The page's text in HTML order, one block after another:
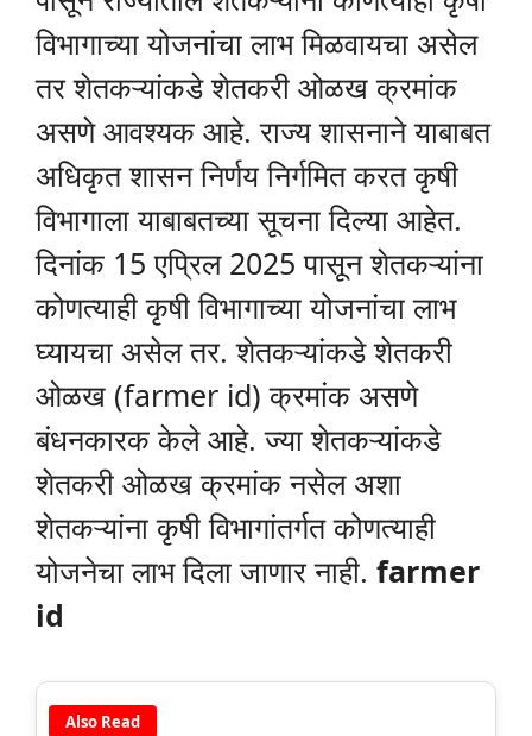
विभागाच्या योजनांचा लाभ मिळवायचा असेल
तर शेतकऱ्यांकडे शेतकरी ओळख क्रमांक
असणे आवश्यक आहे. राज्य शासनाने याबाबत
अधिकृत शासन निर्णय निर्गमित करत कृषी
विभागाला याबाबतच्या सूचना दिल्या आहेत.
दिनांक 15 एप्रिल 2025 पासून शेतकऱ्यांना
कोणत्याही कृषी विभागाच्या योजनांचा लाभ
घ्यायचा असेल तर. शेतकऱ्यांकडे शेतकरी
ओळख (farmer id) क्रमांक असणे
बंधनकारक केले आहे. ज्या शेतकऱ्यांकडे
शेतकरी ओळख क्रमांक नसेल अशा
शेतकऱ्यांना कृषी विभागांतर्गत कोणत्याही
योजनेचा लाभ दिला जाणार नाही. farmer
id
Also Read